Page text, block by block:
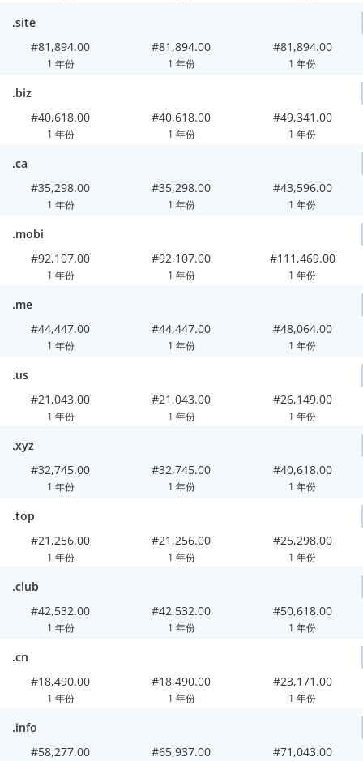
.site
#81,894.00
1 年份
#81,894.00
1 年份
#81,894.00
1 年份
.biz
#40,618.00
1 年份
#40,618.00
1 年份
#49,341.00
1 年份
.ca
#35,298.00
1 年份
#35,298.00
1 年份
#43,596.00
1 年份
.mobi
#92,107.00
1 年份
#92,107.00
1 年份
#111,469.00
1 年份
.me
#44,447.00
1 年份
#44,447.00
1 年份
#48,064.00
1 年份
.us
#21,043.00
1 年份
#21,043.00
1 年份
#26,149.00
1 年份
.xyz
#32,745.00
1 年份
#32,745.00
1 年份
#40,618.00
1 年份
.top
#21,256.00
1 年份
#21,256.00
1 年份
#25,298.00
1 年份
.club
#42,532.00
1 年份
#42,532.00
1 年份
#50,618.00
1 年份
.cn
#18,490.00
1 年份
#18,490.00
1 年份
#23,171.00
1 年份
.info
#58,277.00
#65,937.00 #71,043.00